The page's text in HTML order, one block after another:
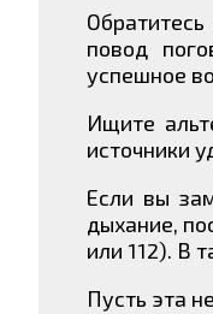
повод
успешное
Ищите
источники
Если вы
дыхание,
или 112). В
Пусть эта